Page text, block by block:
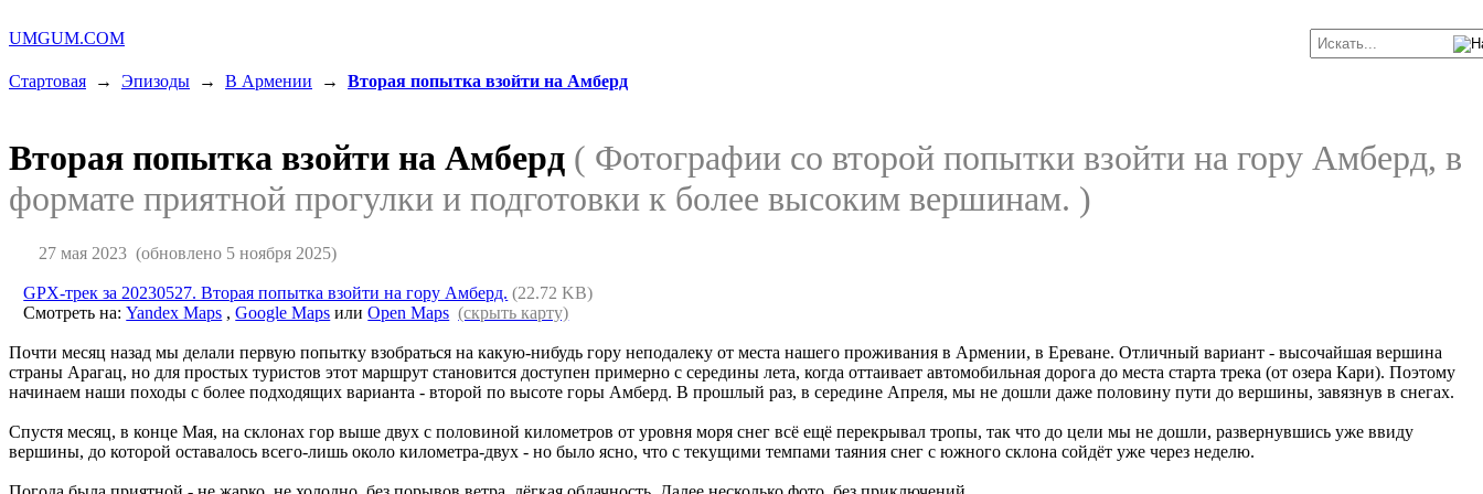
UMGUM.COM
Стартовая → Эпизоды → В Армении → Вторая попытка взойти на Амберд
Вторая попытка взойти на Амберд ( Фотографии со второй попытки взойти на гору Амберд, в
формате приятной прогулки и подготовки к более высоким вершинам. )
27 мая 2023(обновлено 5 ноября 2025)
GPX-трек за 20230527. Вторая попытка взойти на гору Амберд. (22.72 KB)
Смотреть на:Yandex Maps ,Google Maps илиOpen Maps (скрыть карту)
Почти месяц назад мы делали первую попытку взобраться на какую-нибудь гору неподалеку от места нашего проживания в Армении, в Ереване. Отличный вариант - высочайшая вершина
страны Арагац, но для простых туристов этот маршрут становится доступен примерно с середины лета, когда оттаивает автомобильная дорога до места старта трека (от озера Кари). Поэтому
начинаем наши походы с более подходящих варианта - второй по высоте горы Амберд. В прошлый раз, в середине Апреля, мы не дошли даже половину пути до вершины, завязнув в снегах.
Спустя месяц, в конце Мая, на склонах гор выше двух с половиной километров от уровня моря снег всё ещё перекрывал тропы, так что до цели мы не дошли, развернувшись уже ввиду
вершины, до которой оставалось всего-лишь около километра-двух - но было ясно, что с текущими темпами таяния снег с южного склона сойдёт уже через неделю.